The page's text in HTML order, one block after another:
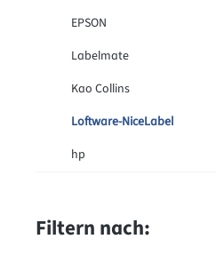
EPSON
Labelmate
Kao Collins
Loftware-NiceLabel
hp
Filtern nach: